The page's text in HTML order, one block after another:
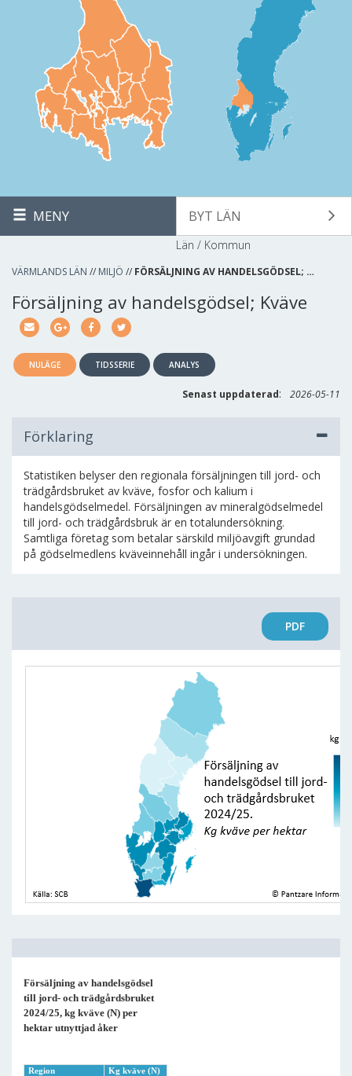
MENY BYT LÄN
Län / Kommun
VÄRMLANDS LÄN // MILJÖ // FÖRSÄLJNING AV HANDELSGÖDSEL; …
Försäljning av handelsgödsel; Kväve
NULÄGE TIDSSERIE ANALYS
Senast uppdaterad: 2026-05-11
Förklaring
Statistiken belyser den regionala försäljningen till jord- och
trädgårdsbruket av kväve, fosfor och kalium i
handelsgödselmedel. Försäljningen av mineralgödselmedel
till jord- och trädgårdsbruk är en totalundersökning.
Samtliga företag som betalar särskild miljöavgift grundad
på gödselmedlens kväveinnehåll ingår i undersökningen.
PDF
Försäljning av handelsgödsel
till jord- och trädgårdsbruket
2024/25, kg kväve (N) per
hektar utnyttjad åker
Region
Kg kväve (N)